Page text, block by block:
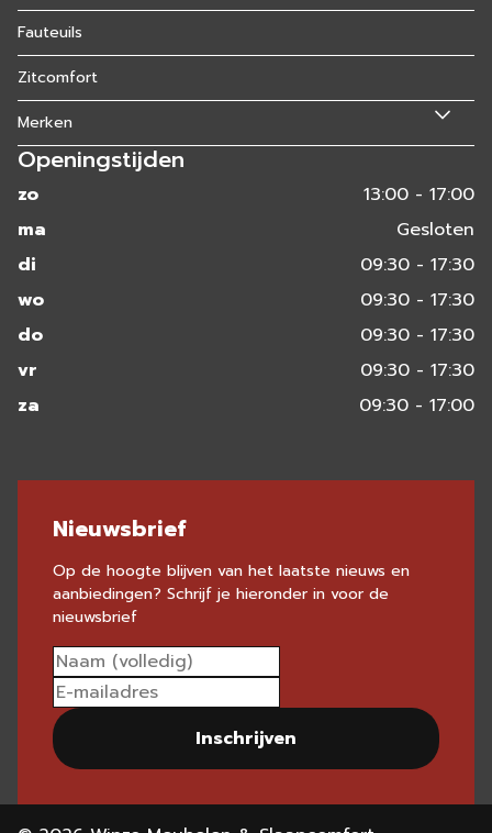
Fauteuils
Zitcomfort
Merken
Openingstijden
zo
13:00 - 17:00
ma
Gesloten
di
09:30 - 17:30
wo
09:30 - 17:30
do
09:30 - 17:30
vr
09:30 - 17:30
za
09:30 - 17:00
Nieuwsbrief
Op de hoogte blijven van het laatste nieuws en
aanbiedingen? Schrijf je hieronder in voor de
nieuwsbrief
Inschrijven